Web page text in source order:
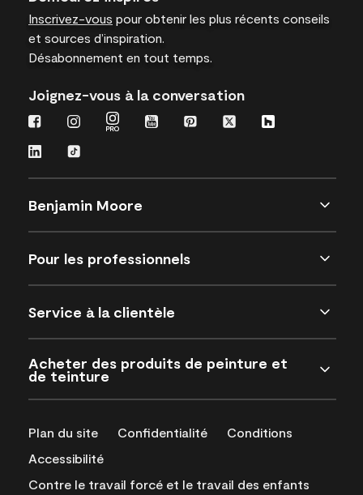
Inscrivez-vous pour obtenir les plus récents conseils
et sources d’inspiration.
Désabonnement en tout temps.
Joignez-vous à la conversation
Benjamin Moore
Pour les professionnels
Service à la clientèle
Acheter des produits de peinture et
de teinture
Plan du site Confidentialité
Conditions
Accessibilité
Contre le travail forcé et le travail des enfants